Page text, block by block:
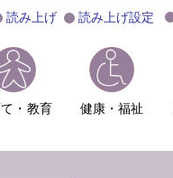
読み上げ 読み上げ設定
・教育 健康・福祉